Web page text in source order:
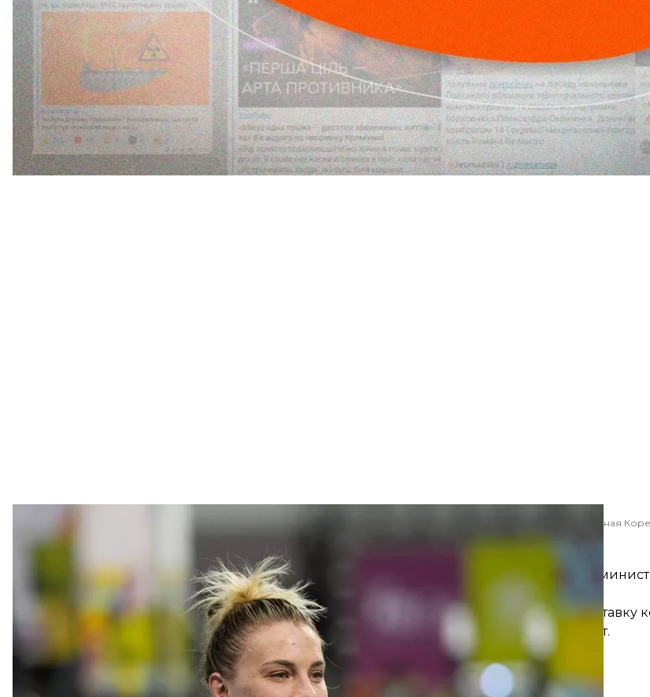
«Правда и достоинство побеждают, когда все мы отстаиваем их и боремся как один. А теперь
героиня»,— написал он.
Ольга Харлан на соревнованиях Гран-при FIE по фехтованию на сабле среди женщин в Сеуле, Южная
Назначение и.о. главы Минкульта
Правительство на заседании 28 июля временно возложило исполнение обязанностей
информационной политики Украины на Ростислава Карандеева.
Карандеев с июля 2020 года был заместителем экс-министра Александра Ткаченко, отставку
поддержала 27 июля. За соответствующее решение проголосовал 321 народный депутат.
Подробнее о том, что известно о Карандееве, читайте здесь